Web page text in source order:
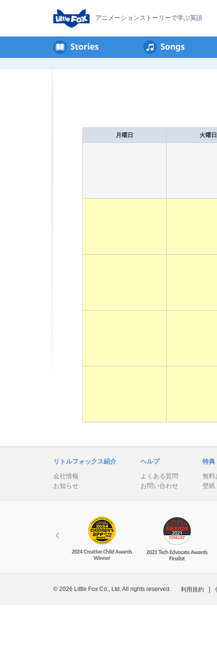
アニメーションストーリーで学ぶ英語
月曜日 火曜日
リトルフォックス紹介
会社情報
お知らせ
ヘルプ
よくある質問
お問い合わせ
特典
無料
壁紙
© 2026 Little Fox Co., Ltd. All rights reserved. 利用規約